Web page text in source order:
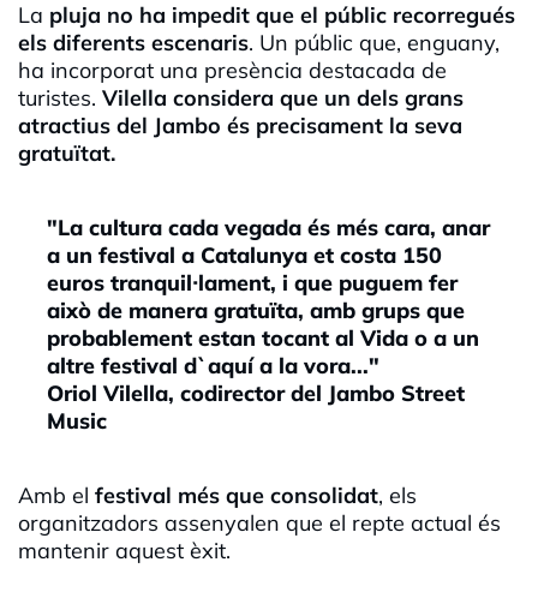
La pluja no ha impedit que el públic recorregués
els diferents escenaris. Un públic que, enguany,
ha incorporat una presència destacada de
turistes. Vilella considera que un dels grans
atractius del Jambo és precisament la seva
gratuïtat.
"La cultura cada vegada és més cara, anar
a un festival a Catalunya et costa 150
euros tranquil·lament, i que puguem fer
això de manera gratuïta, amb grups que
probablement estan tocant al Vida o a un
altre festival d`aquí a la vora..."
Oriol Vilella, codirector del Jambo Street
Music
Amb el festival més que consolidat, els
organitzadors assenyalen que el repte actual és
mantenir aquest èxit.